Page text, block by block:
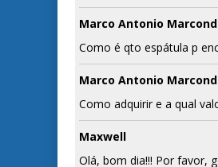
Marco Antonio
Como é qto espátula p
Marco Antonio
Como adquirir e a qual
Maxwell
Olá, bom dia!!! Por favor,